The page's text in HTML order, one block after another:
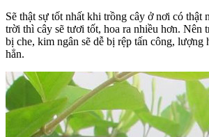
Sẽ thật sự tốt nhất khi trồng cây ở nơi có thật
trời thì cây sẽ tươi tốt, hoa ra nhiều hơn. Nên
bị che, kim ngân sẽ dễ bị rệp tấn công, lượng
hẳn.